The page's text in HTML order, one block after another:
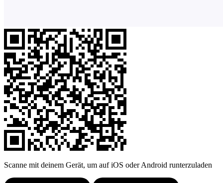
Scanne mit deinem Gerät, um auf iOS oder Android runterzuladen